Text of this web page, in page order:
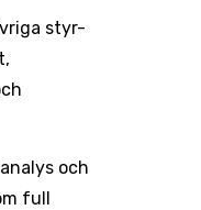
styr-
och
full